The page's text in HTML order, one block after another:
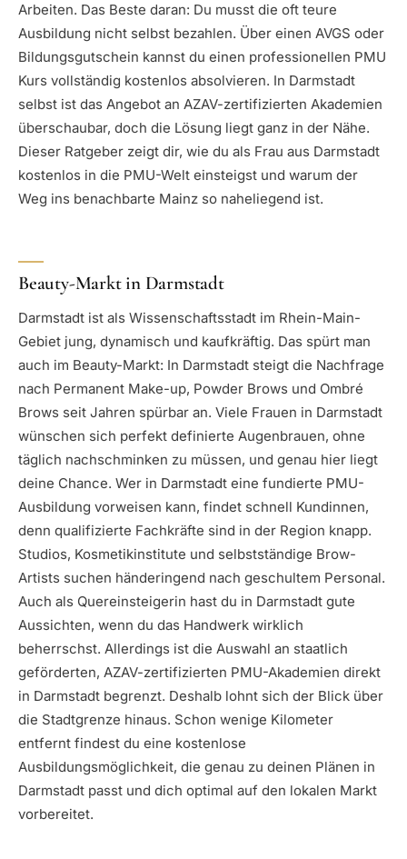
Arbeiten. Das Beste daran: Du musst die oft teure
Ausbildung nicht selbst bezahlen. Über einen AVGS oder
Bildungsgutschein kannst du einen professionellen PMU
Kurs vollständig kostenlos absolvieren. In Darmstadt
selbst ist das Angebot an AZAV-zertifizierten Akademien
überschaubar, doch die Lösung liegt ganz in der Nähe.
Dieser Ratgeber zeigt dir, wie du als Frau aus Darmstadt
kostenlos in die PMU-Welt einsteigst und warum der
Weg ins benachbarte Mainz so naheliegend ist.
Beauty-Markt in Darmstadt
Darmstadt ist als Wissenschaftsstadt im Rhein-Main-
Gebiet jung, dynamisch und kaufkräftig. Das spürt man
auch im Beauty-Markt: In Darmstadt steigt die Nachfrage
nach Permanent Make-up, Powder Brows und Ombré
Brows seit Jahren spürbar an. Viele Frauen in Darmstadt
wünschen sich perfekt definierte Augenbrauen, ohne
täglich nachschminken zu müssen, und genau hier liegt
deine Chance. Wer in Darmstadt eine fundierte PMU-
Ausbildung vorweisen kann, findet schnell Kundinnen,
denn qualifizierte Fachkräfte sind in der Region knapp.
Studios, Kosmetikinstitute und selbstständige Brow-
Artists suchen händeringend nach geschultem Personal.
Auch als Quereinsteigerin hast du in Darmstadt gute
Aussichten, wenn du das Handwerk wirklich
beherrschst. Allerdings ist die Auswahl an staatlich
geförderten, AZAV-zertifizierten PMU-Akademien direkt
in Darmstadt begrenzt. Deshalb lohnt sich der Blick über
die Stadtgrenze hinaus. Schon wenige Kilometer
entfernt findest du eine kostenlose
Ausbildungsmöglichkeit, die genau zu deinen Plänen in
Darmstadt passt und dich optimal auf den lokalen Markt
vorbereitet.